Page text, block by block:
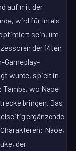
auf mit der
wird für Intels
sein, um
der 14ten
Gameplay-
wurde, spielt in
Tamba, wo Naoe
bringen. Das
ergänzende
Naoe,
der